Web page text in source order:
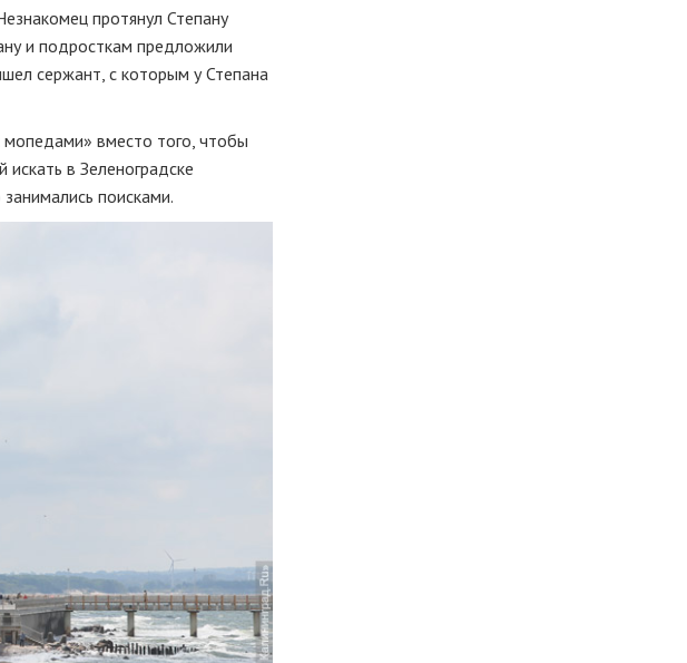
протянул Степану
и подросткам предложили
сержант, с которым у Степана
мопедами» вместо того, чтобы
в Зеленоградске
поисками.